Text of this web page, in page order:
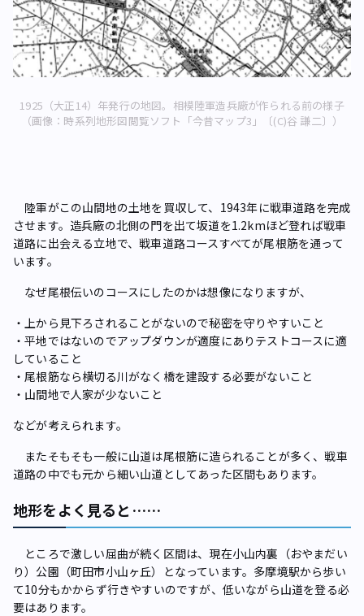
1925（大正14）年発行の地図。相模陸軍造兵廠が作られる前の様子
（画像：時系列地形図閲覧ソフト「今昔マップ3」〔(C)谷 謙二〕）
陸軍がこの山間地の土地を買収して、1943年に戦車道路を完成
させます。造兵廠の北側の門を出て坂道を1.2kmほど登れば戦車
道路に出会える立地で、戦車道路コースすべてが尾根筋を通って
います。
なぜ尾根伝いのコースにしたのかは想像になりますが、
・上から見下ろされることがないので秘密を守りやすいこと
・平地ではないのでアップダウンが適度にありテストコースに適
していること
・尾根筋なら横切る川がなく橋を建設する必要がないこと
・山間地で人家が少ないこと
などが考えられます。
またそもそも一般に山道は尾根筋に造られることが多く、戦車
道路の中でも元から細い山道としてあった区間もあります。
地形をよく見ると……
ところで激しい屈曲が続く区間は、現在小山内裏（おやまだい
り）公園（町田市小山ヶ丘）となっています。多摩境駅から歩い
て10分もかからず行きやすいのですが、低いながら山道を登る必
要はあります。